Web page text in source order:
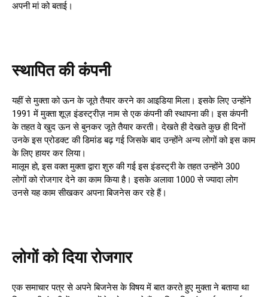
अपनी मां को बताई।
स्थापित की कंपनी
यहीं से मुक्ता को ऊन के जूते तैयार करने का आइडिया मिला। इसके लिए उन्होंने
1991 में मुक्ता शूज़ इंडस्ट्रीज़ नाम से एक कंपनी की स्थापना की। इस कंपनी
के तहत वे खुद ऊन से बुनकर जूते तैयार करती। देखते ही देखते कुछ ही दिनों
उनके इस प्रोडक्ट की डिमांड बढ़ गई जिसके बाद उन्होंने अन्य लोगों को इस काम
के लिए हायर कर लिया।
मालूम हो, इस वक्त मुक्ता द्वारा शुरु की गई इस इंडस्ट्री के तहत उन्होंने 300
लोगों को रोजगार देने का काम किया है। इसके अलावा 1000 से ज्यादा लोग
उनसे यह काम सीखकर अपना बिजनेस कर रहे हैं।
लोगों को दिया रोजगार
एक समाचार पत्र से अपने बिजनेस के विषय में बात करते हुए मुक्ता ने बताया था